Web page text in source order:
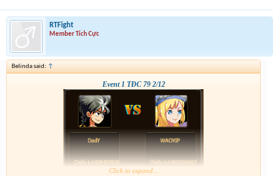
RTFight
Member Tích Cực
Belinda said: ↑
Event 1 TĐC 79 2/12
Click to expand...